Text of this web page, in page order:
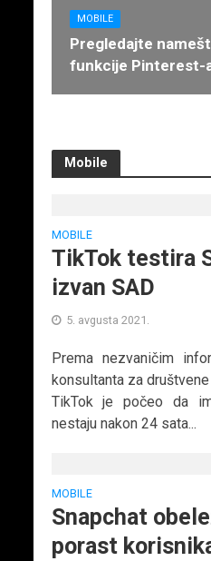
MOBILE
Pregledajte
funkcije Pinterest-
Mobile
MOBILE
TikTok testira
izvan SAD
5. avgusta 2021.
Prema nezvaničim
konsultanta za
TikTok je počeo da
nestaju nakon 24 sata...
MOBILE
Snapchat
porast